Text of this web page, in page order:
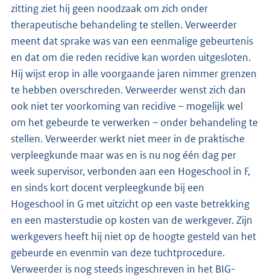
zitting ziet hij geen noodzaak om zich onder
therapeutische behandeling te stellen. Verweerder
meent dat sprake was van een eenmalige gebeurtenis
en dat om die reden recidive kan worden uitgesloten.
Hij wijst erop in alle voorgaande jaren nimmer grenzen
te hebben overschreden. Verweerder wenst zich dan
ook niet ter voorkoming van recidive – mogelijk wel
om het gebeurde te verwerken – onder behandeling te
stellen. Verweerder werkt niet meer in de praktische
verpleegkunde maar was en is nu nog één dag per
week supervisor, verbonden aan een Hogeschool in F,
en sinds kort docent verpleegkunde bij een
Hogeschool in G met uitzicht op een vaste betrekking
en een masterstudie op kosten van de werkgever. Zijn
werkgevers heeft hij niet op de hoogte gesteld van het
gebeurde en evenmin van deze tuchtprocedure.
Verweerder is nog steeds ingeschreven in het BIG-